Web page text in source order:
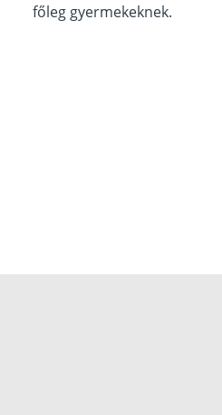
főleg gyermekeknek.